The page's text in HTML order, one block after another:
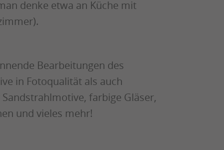
denke etwa an Küche mit
Bearbeitungen des
in Fotoqualität als auch
farbige Gläser,
und vieles mehr!